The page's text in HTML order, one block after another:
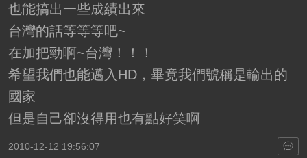
也能搞出一些成績出來
台灣的話等等等吧~
在加把勁啊~台灣！！！
希望我們也能邁入HD，畢竟我們號稱是輸出的
國家
但是自己卻沒得用也有點好笑啊
2010-12-12 19:56:07